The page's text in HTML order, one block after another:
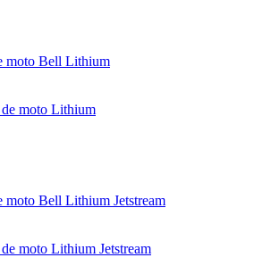
moto Lithium
moto Lithium Jetstream